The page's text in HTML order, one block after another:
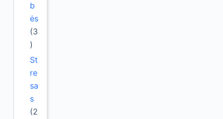
b
ės
(3
)
St
re
sa
s
(2